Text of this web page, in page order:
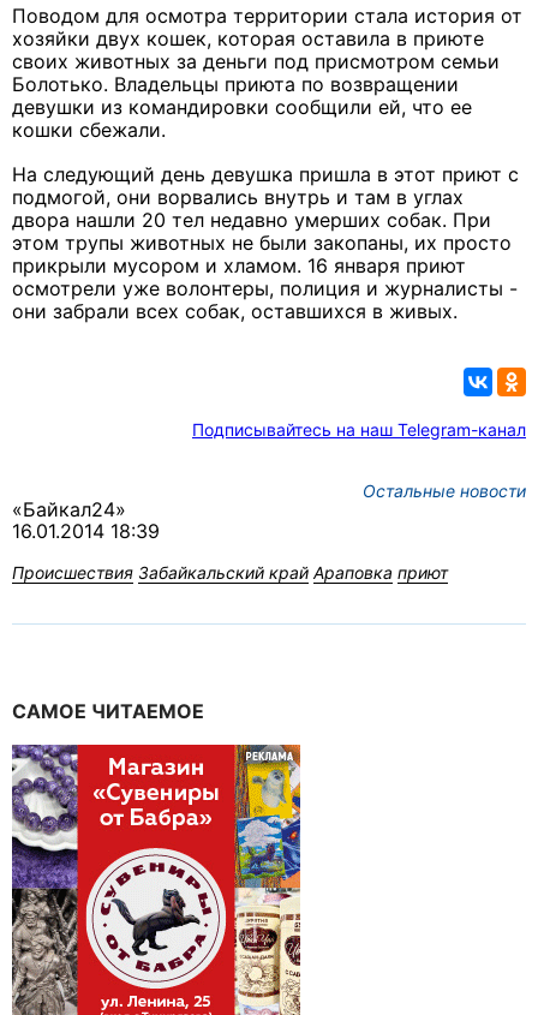
Поводом для осмотра территории стала история от
хозяйки двух кошек, которая оставила в приюте
своих животных за деньги под присмотром семьи
Болотько. Владельцы приюта по возвращении
девушки из командировки сообщили ей, что ее
кошки сбежали.
На следующий день девушка пришла в этот приют с
подмогой, они ворвались внутрь и там в углах
двора нашли 20 тел недавно умерших собак. При
этом трупы животных не были закопаны, их просто
прикрыли мусором и хламом. 16 января приют
осмотрели уже волонтеры, полиция и журналисты -
они забрали всех собак, оставшихся в живых.
Подписывайтесь на наш Telegram-канал
Остальные новости
«Байкал24»
16.01.2014 18:39
Происшествия Забайкальский край Араповка приют
САМОЕ ЧИТАЕМОЕ